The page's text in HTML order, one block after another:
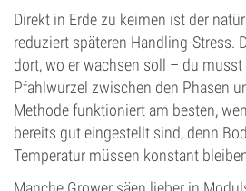
Direkt in Erde zu keimen ist der
reduziert späteren Handling-Stress.
dort, wo er wachsen soll – du
Pfahlwurzel zwischen den Phasen
Methode funktioniert am besten,
bereits gut eingestellt sind, denn
Temperatur müssen konstant